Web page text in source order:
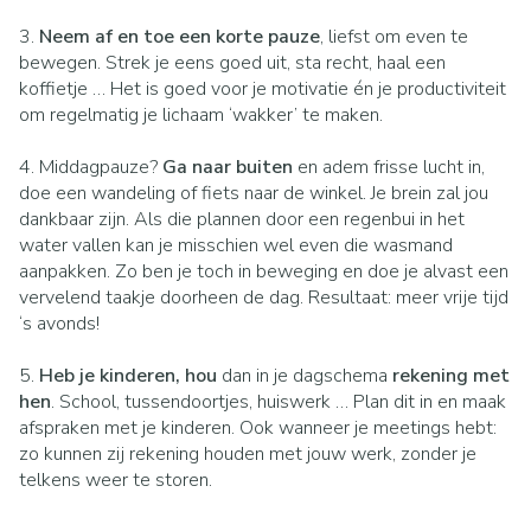
3. Neem af en toe een korte pauze, liefst om even te
bewegen. Strek je eens goed uit, sta recht, haal een
koffietje … Het is goed voor je motivatie én je productiviteit
om regelmatig je lichaam ‘wakker’ te maken.
4. Middagpauze? Ga naar buiten en adem frisse lucht in,
doe een wandeling of fiets naar de winkel. Je brein zal jou
dankbaar zijn. Als die plannen door een regenbui in het
water vallen kan je misschien wel even die wasmand
aanpakken. Zo ben je toch in beweging en doe je alvast een
vervelend taakje doorheen de dag. Resultaat: meer vrije tijd
‘s avonds!
5. Heb je kinderen, hou dan in je dagschema rekening met
hen. School, tussendoortjes, huiswerk … Plan dit in en maak
afspraken met je kinderen. Ook wanneer je meetings hebt:
zo kunnen zij rekening houden met jouw werk, zonder je
telkens weer te storen.